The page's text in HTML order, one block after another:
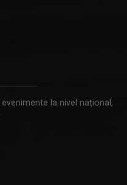
la nivel naţional,